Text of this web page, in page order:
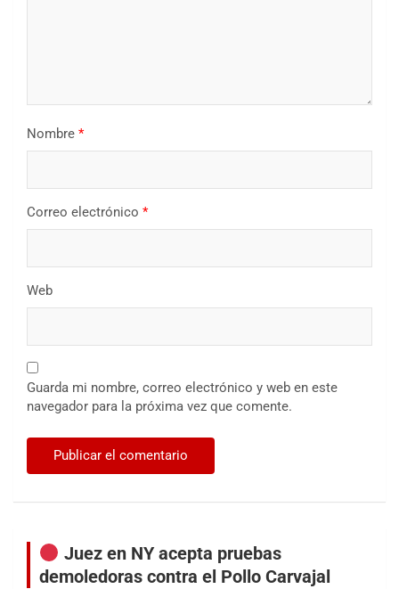
Nombre *
Correo electrónico *
Web
Guarda mi nombre, correo electrónico y web en este
navegador para la próxima vez que comente.
Juez en NY acepta pruebas
demoledoras contra el Pollo Carvajal